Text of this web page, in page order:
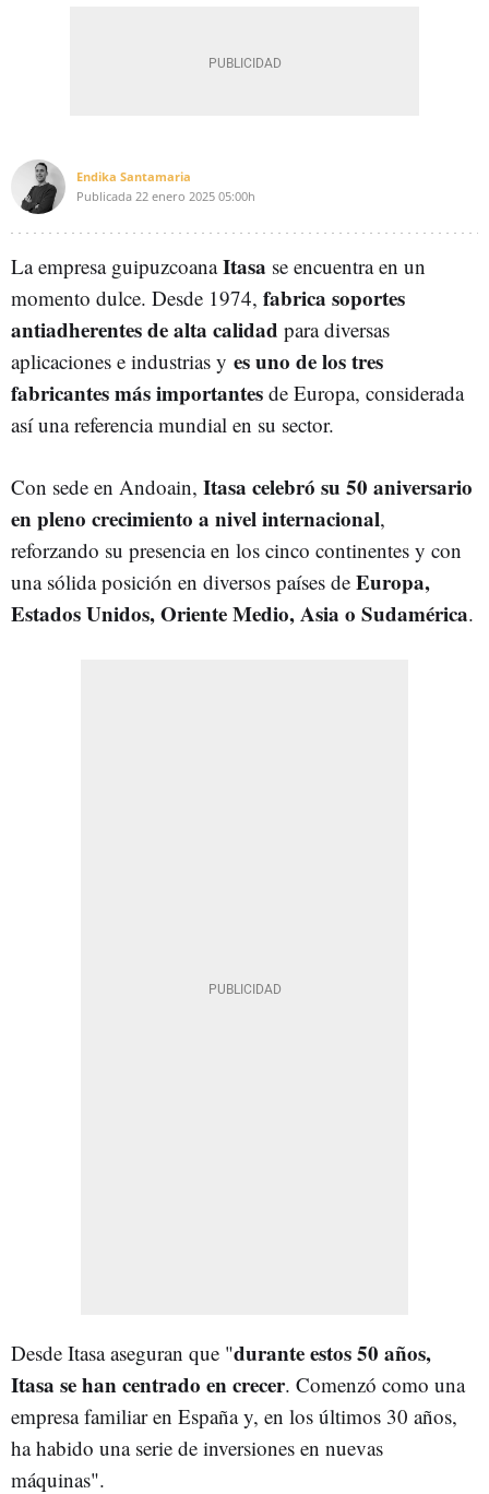
Endika Santamaria
Publicada 22 enero 2025 05:00h
La empresa guipuzcoanaItasa se encuentra en un
momento dulce. Desde 1974, fabrica soportes
antiadherentes de alta calidad para diversas
aplicaciones e industrias y es uno de los tres
fabricantes más importantes de Europa, considerada
así una referencia mundial en su sector.
Con sede en Andoain, Itasa celebró su 50 aniversario
en pleno crecimiento a nivel internacional,
reforzando su presencia en los cinco continentes y con
una sólida posición en diversos países de Europa,
Estados Unidos, Oriente Medio, Asia o Sudamérica.
Desde Itasa aseguran que "durante estos 50 años,
Itasa se han centrado en crecer. Comenzó como una
empresa familiar en España y, en los últimos 30 años,
ha habido una serie de inversiones en nuevas
máquinas".